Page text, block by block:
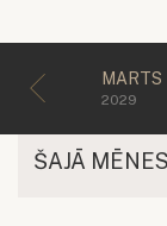
MARTS
2029
ŠAJĀ